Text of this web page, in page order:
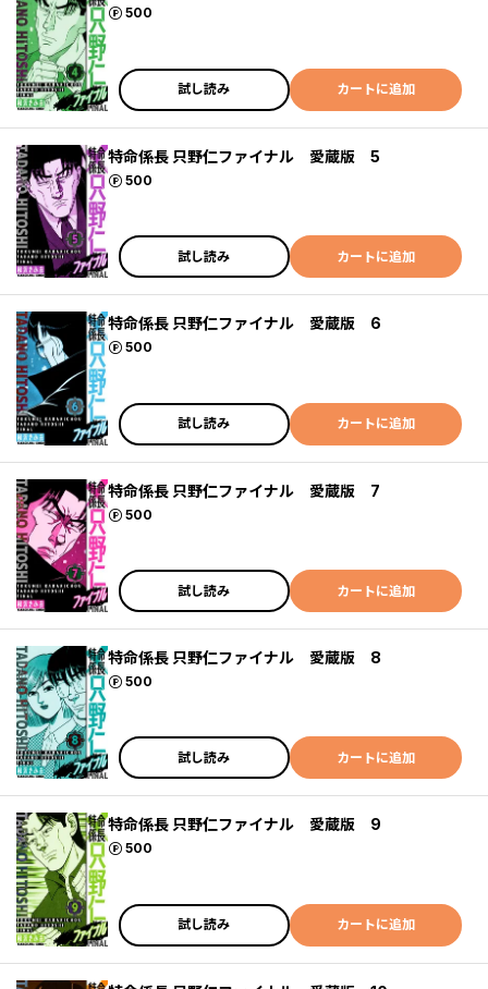
500
ポイント
試し読み カートに追加
特命係長 只野仁ファイナル 愛蔵版 5
500
ポイント
試し読み カートに追加
特命係長 只野仁ファイナル 愛蔵版 6
500
ポイント
試し読み カートに追加
特命係長 只野仁ファイナル 愛蔵版 7
500
ポイント
試し読み カートに追加
特命係長 只野仁ファイナル 愛蔵版 8
500
ポイント
試し読み カートに追加
特命係長 只野仁ファイナル 愛蔵版 9
500
ポイント
試し読み カートに追加